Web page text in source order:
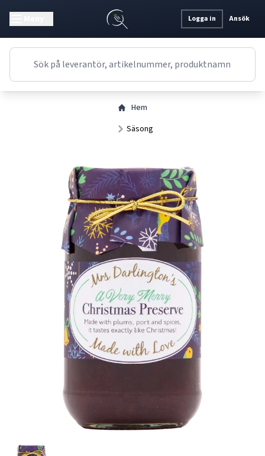
Logga in Ansök
Hem
Säsong